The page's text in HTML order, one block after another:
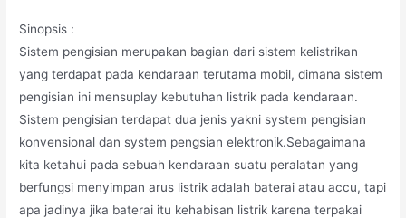
Sinopsis :
Sistem pengisian merupakan bagian dari sistem kelistrikan
yang terdapat pada kendaraan terutama mobil, dimana sistem
pengisian ini mensuplay kebutuhan listrik pada kendaraan.
Sistem pengisian terdapat dua jenis yakni system pengisian
konvensional dan system pengsian elektronik.Sebagaimana
kita ketahui pada sebuah kendaraan suatu peralatan yang
berfungsi menyimpan arus listrik adalah baterai atau accu, tapi
apa jadinya jika baterai itu kehabisan listrik karena terpakai